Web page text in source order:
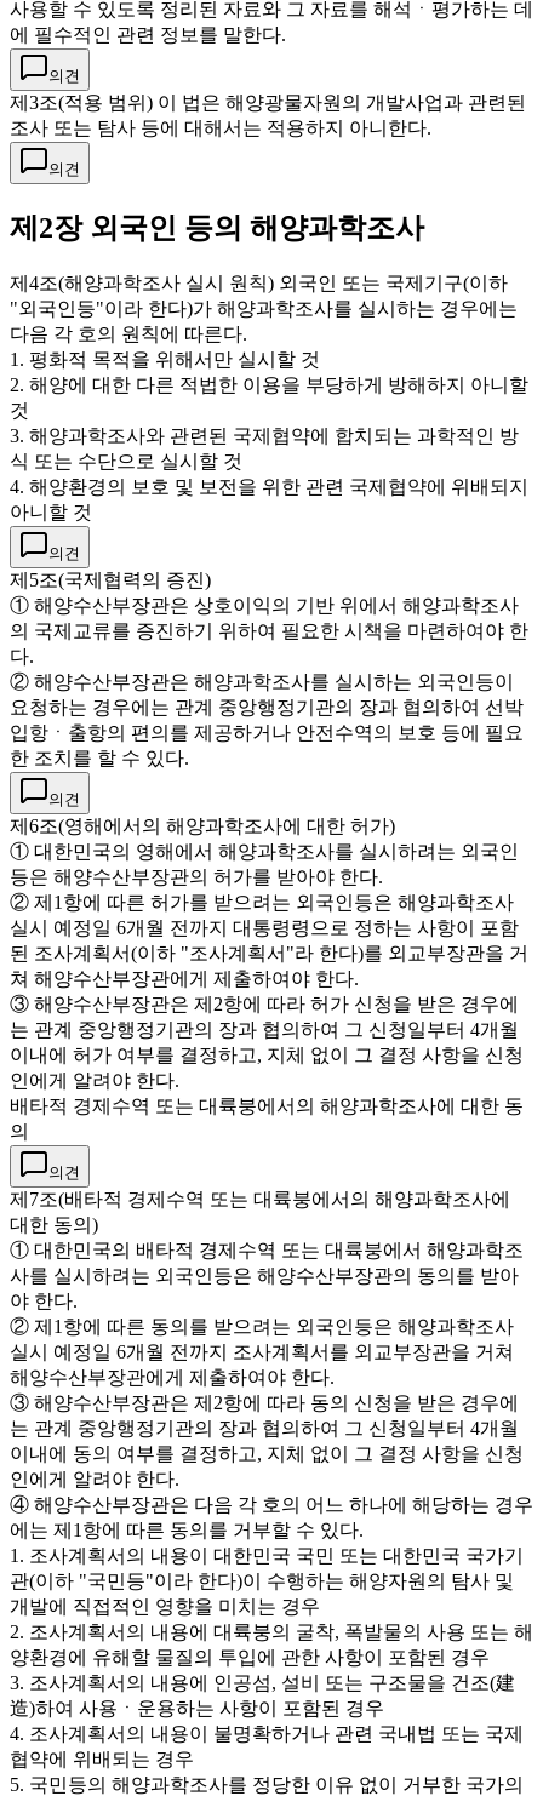
사용할 수 있도록 정리된 자료와 그 자료를 해석ㆍ평가하는 데
에 필수적인 관련 정보를 말한다.
의견
제3조(적용 범위) 이 법은 해양광물자원의 개발사업과 관련된
조사 또는 탐사 등에 대해서는 적용하지 아니한다.
의견
제2장 외국인 등의 해양과학조사
제4조(해양과학조사 실시 원칙) 외국인 또는 국제기구(이하
"외국인등"이라 한다)가 해양과학조사를 실시하는 경우에는
다음 각 호의 원칙에 따른다.
1. 평화적 목적을 위해서만 실시할 것
2. 해양에 대한 다른 적법한 이용을 부당하게 방해하지 아니할
것
3. 해양과학조사와 관련된 국제협약에 합치되는 과학적인 방
식 또는 수단으로 실시할 것
4. 해양환경의 보호 및 보전을 위한 관련 국제협약에 위배되지
아니할 것
의견
제5조(국제협력의 증진)
① 해양수산부장관은 상호이익의 기반 위에서 해양과학조사
의 국제교류를 증진하기 위하여 필요한 시책을 마련하여야 한
다.
② 해양수산부장관은 해양과학조사를 실시하는 외국인등이
요청하는 경우에는 관계 중앙행정기관의 장과 협의하여 선박
입항ㆍ출항의 편의를 제공하거나 안전수역의 보호 등에 필요
한 조치를 할 수 있다.
의견
제6조(영해에서의 해양과학조사에 대한 허가)
① 대한민국의 영해에서 해양과학조사를 실시하려는 외국인
등은 해양수산부장관의 허가를 받아야 한다.
② 제1항에 따른 허가를 받으려는 외국인등은 해양과학조사
실시 예정일 6개월 전까지 대통령령으로 정하는 사항이 포함
된 조사계획서(이하 "조사계획서"라 한다)를 외교부장관을 거
쳐 해양수산부장관에게 제출하여야 한다.
③ 해양수산부장관은 제2항에 따라 허가 신청을 받은 경우에
는 관계 중앙행정기관의 장과 협의하여 그 신청일부터 4개월
이내에 허가 여부를 결정하고, 지체 없이 그 결정 사항을 신청
인에게 알려야 한다.
배타적 경제수역 또는 대륙붕에서의 해양과학조사에 대한 동
의
의견
제7조(배타적 경제수역 또는 대륙붕에서의 해양과학조사에
대한 동의)
① 대한민국의 배타적 경제수역 또는 대륙붕에서 해양과학조
사를 실시하려는 외국인등은 해양수산부장관의 동의를 받아
야 한다.
② 제1항에 따른 동의를 받으려는 외국인등은 해양과학조사
실시 예정일 6개월 전까지 조사계획서를 외교부장관을 거쳐
해양수산부장관에게 제출하여야 한다.
③ 해양수산부장관은 제2항에 따라 동의 신청을 받은 경우에
는 관계 중앙행정기관의 장과 협의하여 그 신청일부터 4개월
이내에 동의 여부를 결정하고, 지체 없이 그 결정 사항을 신청
인에게 알려야 한다.
④ 해양수산부장관은 다음 각 호의 어느 하나에 해당하는 경우
에는 제1항에 따른 동의를 거부할 수 있다.
1. 조사계획서의 내용이 대한민국 국민 또는 대한민국 국가기
관(이하 "국민등"이라 한다)이 수행하는 해양자원의 탐사 및
개발에 직접적인 영향을 미치는 경우
2. 조사계획서의 내용에 대륙붕의 굴착, 폭발물의 사용 또는 해
양환경에 유해할 물질의 투입에 관한 사항이 포함된 경우
3. 조사계획서의 내용에 인공섬, 설비 또는 구조물을 건조(建
造)하여 사용ㆍ운용하는 사항이 포함된 경우
4. 조사계획서의 내용이 불명확하거나 관련 국내법 또는 국제
협약에 위배되는 경우
5. 국민등의 해양과학조사를 정당한 이유 없이 거부한 국가의